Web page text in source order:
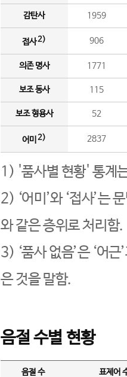
감탄사 1959
접사2) 906
의존 명사 1771
보조 동사 115
보조 형용사 52
어미 2) 2837
1) '품사별 현황' 통계
2) ‘어미’와 ‘접사’는
와 같은 층위로 처리함.
3) ‘품사 없음’은 ‘어
은 것을 말함.
음절 수별 현황
음절 수 표제어